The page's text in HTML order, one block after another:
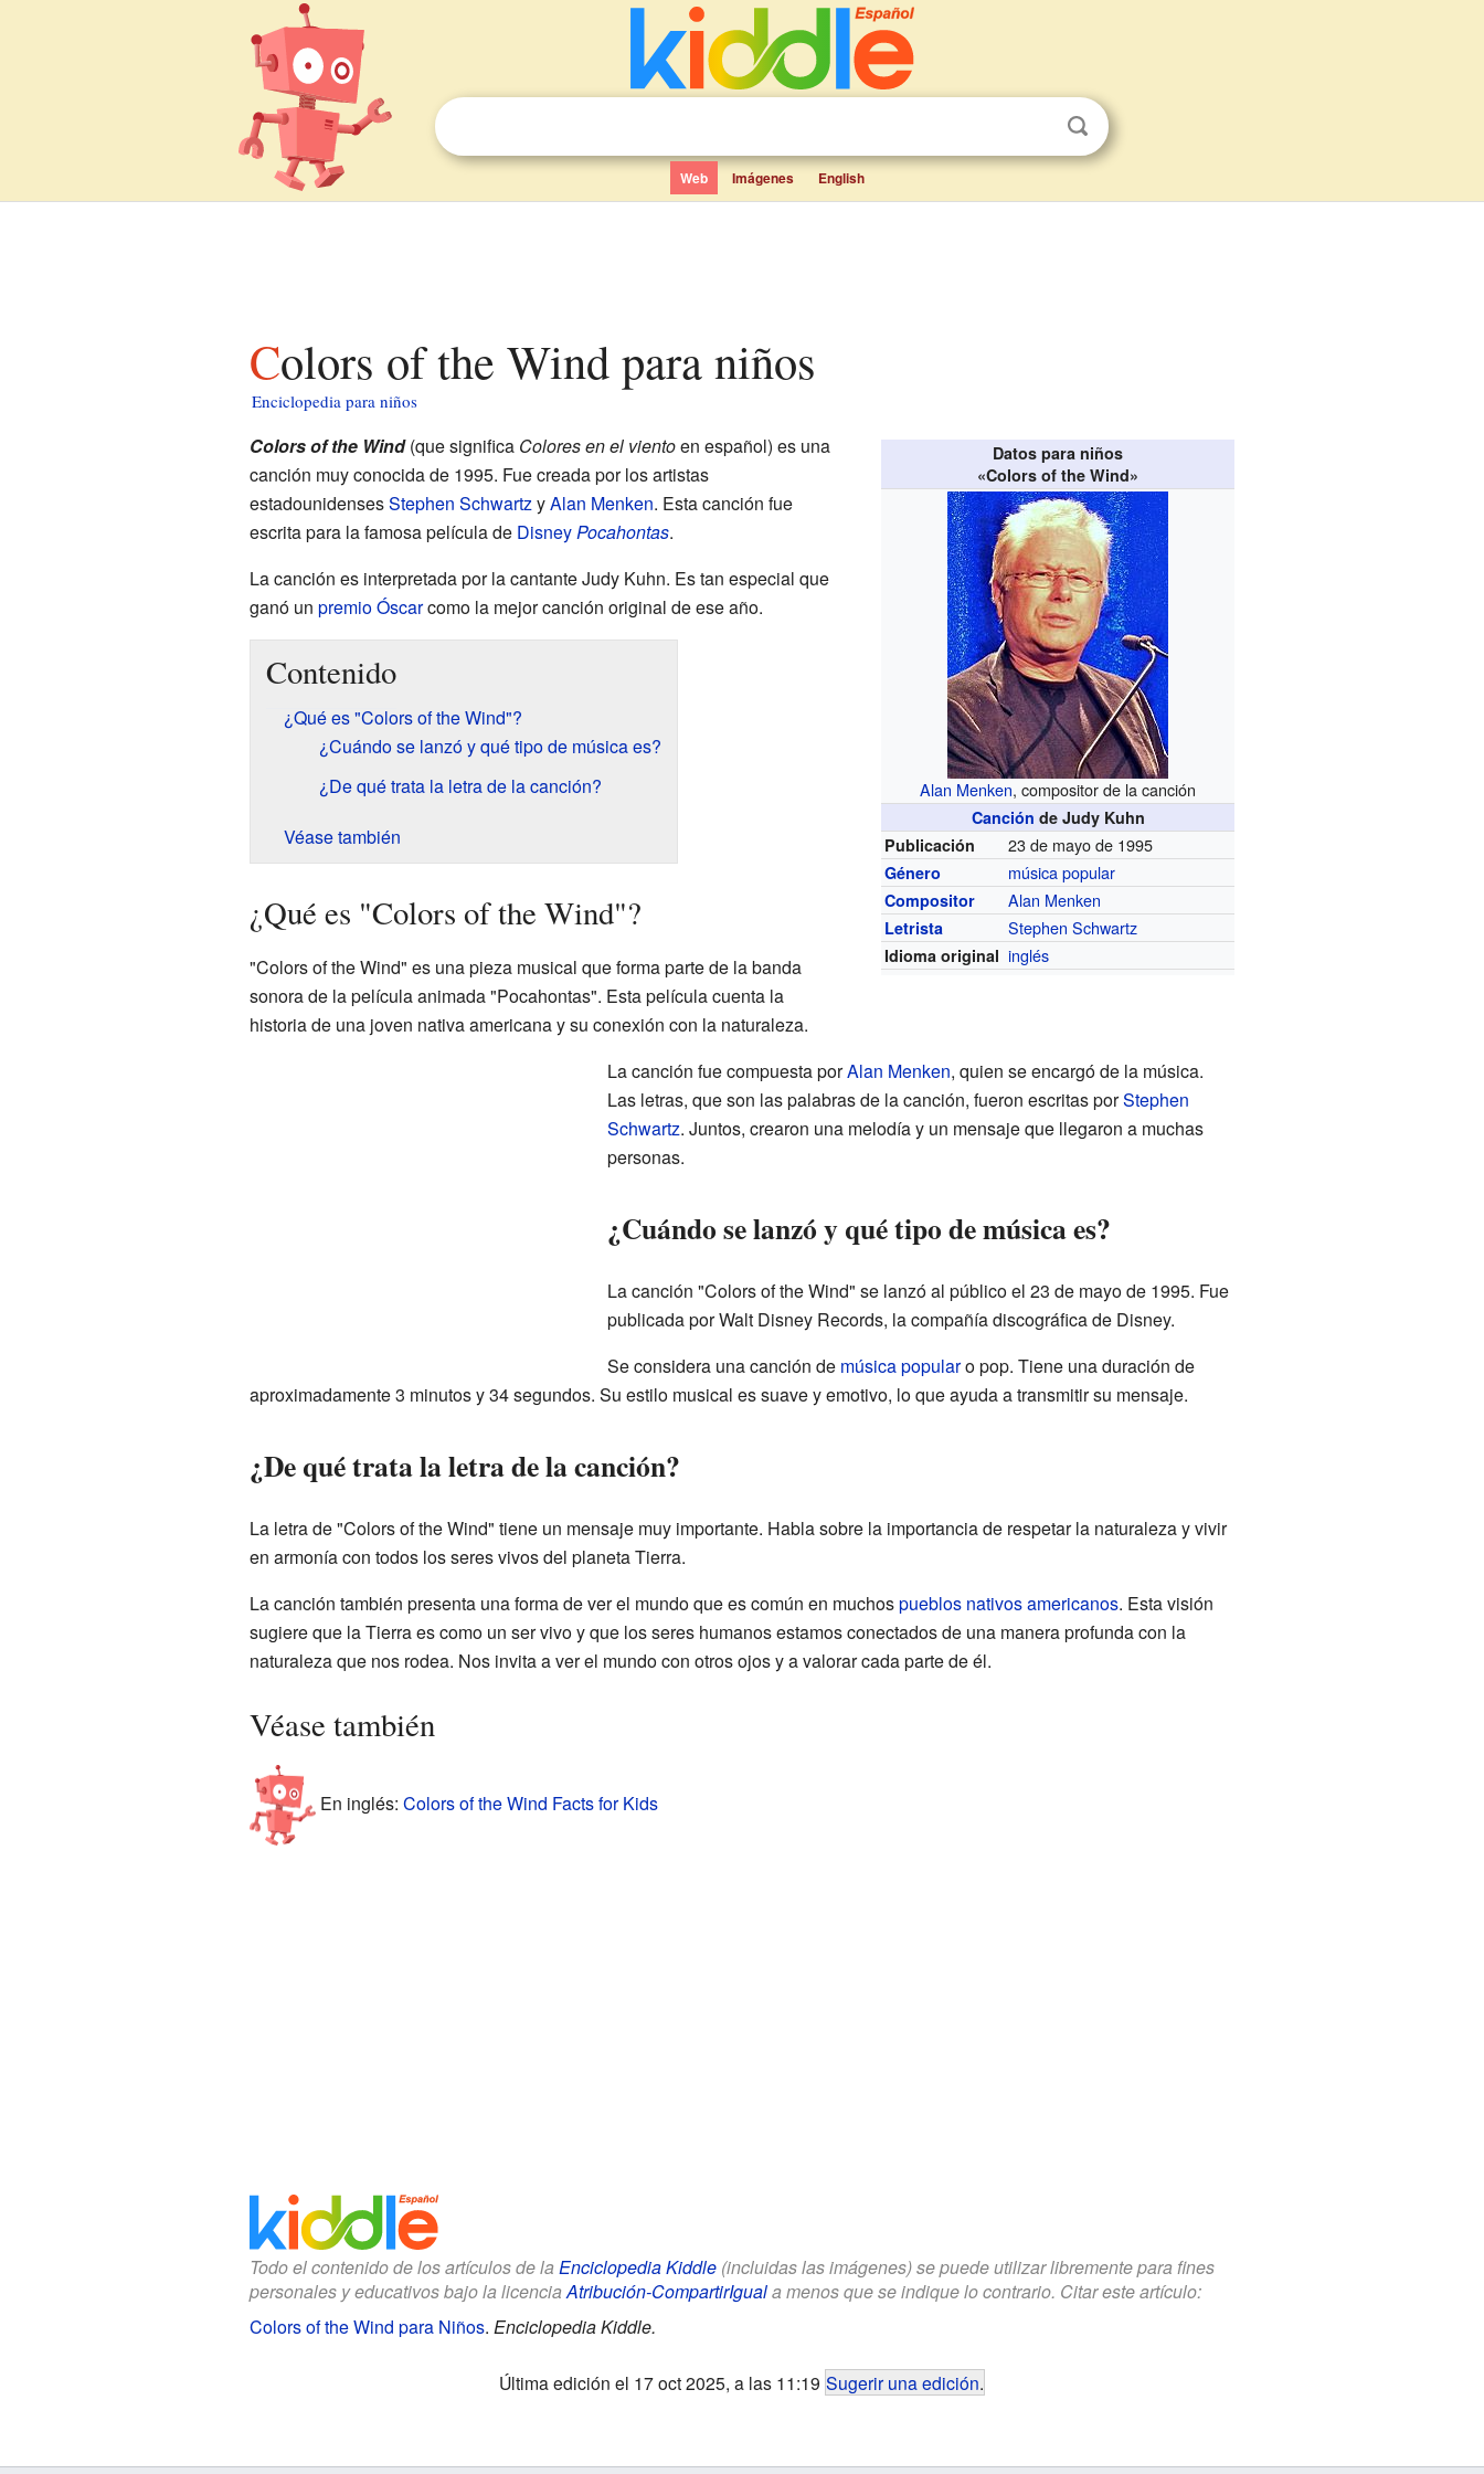
Web Imágenes English
Colors of the Wind para niños
Enciclopedia para niños
Datos para niños
«Colors of the Wind»
Alan Menken, compositor de la canción
Canción de Judy Kuhn
Publicación
23 de mayo de 1995
Género música popular
Compositor Alan Menken
Letrista Stephen Schwartz
Idioma original inglés
Colors of the Wind(que significa Colores en el vientoen español) es una
canción muy conocida de 1995. Fue creada por los artistas
estadounidensesStephen SchwartzyAlan Menken. Esta canción fue
escrita para la famosa película de DisneyPocahontas.
La canción es interpretada por la cantante Judy Kuhn. Es tan especial que
ganó un premio Óscarcomo la mejor canción original de ese año.
Contenido
¿Qué es "Colors of the Wind"?
¿Cuándo se lanzó y qué tipo de música es?
¿De qué trata la letra de la canción?
Véase también
¿Qué es "Colors of the Wind"?
"Colors of the Wind" es una pieza musical que forma parte de la banda
sonora de la película animada "Pocahontas". Esta película cuenta la
historia de una joven nativa americana y su conexión con la naturaleza.
La canción fue compuesta porAlan Menken, quien se encargó de la música.
Las letras, que son las palabras de la canción, fueron escritas porStephen
Schwartz. Juntos, crearon una melodía y un mensaje que llegaron a muchas
personas.
¿Cuándo se lanzó y qué tipo de música es?
La canción "Colors of the Wind" se lanzó al público el 23 de mayo de 1995. Fue
publicada por Walt Disney Records, la compañía discográfica de Disney.
Se considera una canción de música popularo pop. Tiene una duración de
aproximadamente 3 minutos y 34 segundos. Su estilo musical es suave y emotivo, lo que ayuda a transmitir su mensaje.
¿De qué trata la letra de la canción?
La letra de "Colors of the Wind" tiene un mensaje muy importante. Habla sobre la importancia de respetar la naturaleza y vivir
en armonía con todos los seres vivos del planeta Tierra.
La canción también presenta una forma de ver el mundo que es común en muchospueblos nativos americanos. Esta visión
sugiere que la Tierra es como un ser vivo y que los seres humanos estamos conectados de una manera profunda con la
naturaleza que nos rodea. Nos invita a ver el mundo con otros ojos y a valorar cada parte de él.
Véase también
En inglés: Colors of the Wind Facts for Kids
Todo el contenido de los artículos de la Enciclopedia Kiddle(incluidas las imágenes) se puede utilizar libremente para fines
personales y educativos bajo la licenciaAtribución-CompartirIguala menos que se indique lo contrario. Citar este artículo:
Colors of the Wind para Niños. Enciclopedia Kiddle.
Última edición el 17 oct 2025, a las 11:19 Sugerir una edición.